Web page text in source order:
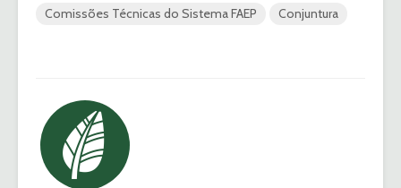
Comissões Técnicas do Sistema FAEP Conjuntura